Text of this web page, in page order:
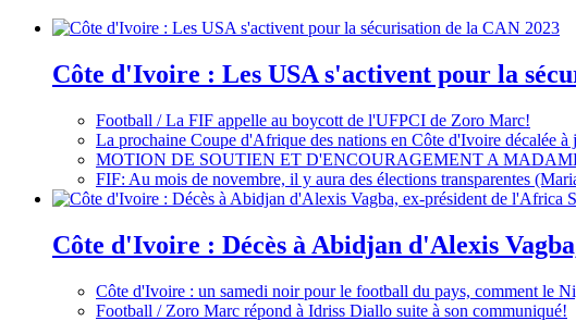
Côte d'Ivoire : Les USA s'activent pour la
Football / La FIF appelle au boycott de l'UFPCI de Zoro Marc!
La prochaine Coupe d'Afrique des nations en Côte d'Ivoire décalée
MOTION DE SOUTIEN ET D'ENCOURAGEMENT A
FIF: Au mois de novembre, il y aura des élections transparentes
Côte d'Ivoire : Décès à Abidjan d'Alexis
Côte d'Ivoire : un samedi noir pour le football du pays, comment le
Football / Zoro Marc répond à Idriss Diallo suite à son communiqué!